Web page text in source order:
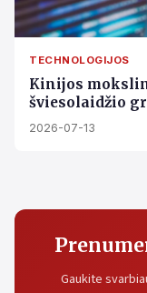
TECHNOLOGIJOS
Kinijos
šviesolaidžio
2026-07-13
Gaukite